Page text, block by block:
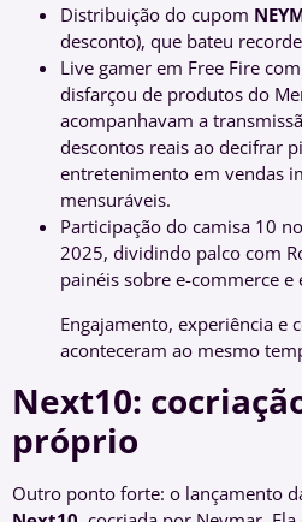
Distribuição do cupom
desconto), que bateu
Live gamer em Free Fire
disfarçou de produtos do
acompanhavam a
descontos reais ao decifrar
entretenimento em vendas
mensuráveis.
Participação do camisa 10
2025, dividindo palco com
painéis sobre e-commerce e
Engajamento, experiência e
aconteceram ao mesmo
Next10:
próprio
Outro ponto forte: o lançamento